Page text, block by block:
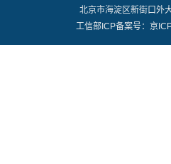
北京市海淀区新街口外
工信部ICP备案号：京